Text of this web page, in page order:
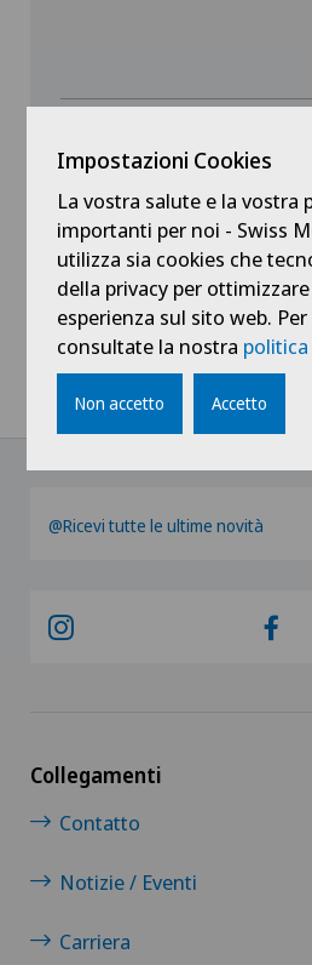
Mostra tutto
@Ricevi tutte le ultime novità
Collegamenti
Contatto
Notizie / Eventi
Carriera
Impostazioni Cookies
La vostra salute e la vostra
importanti per noi - Swiss
utilizza sia cookies che
della privacy per
esperienza sul sito web.
consultate la nostra
Non accetto Accetto